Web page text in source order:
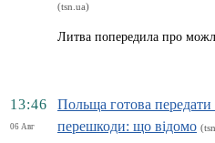
(tsn.ua)
Литва попередила про
13:46
06 Авг
Польща готова передати
перешкоди: що відомо